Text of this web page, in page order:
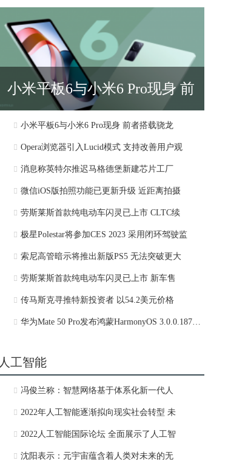
小米平板6与小米6 Pro现身 前
者搭载骁龙
小米平板6与小米6 Pro现身 前者搭载骁龙
Opera浏览器引入Lucid模式 支持改善用户观
消息称英特尔推迟马格德堡新建芯片工厂
微信iOS版拍照功能已更新升级 近距离拍摄
劳斯莱斯首款纯电动车闪灵已上市 CLTC续
极星Polestar将参加CES 2023 采用闭环驾驶监
索尼高管暗示将推出新版PS5 无法突破更大
劳斯莱斯首款纯电动车闪灵已上市 新车售
传马斯克寻推特新投资者 以54.2美元价格
华为Mate 50 Pro发布鸿蒙HarmonyOS 3.0.0.187更新
人工智能
冯俊兰称：智慧网络基于体系化新一代人
2022年人工智能逐渐拟向现实社会转型 未
2022人工智能国际论坛 全面展示了人工智
沈阳表示：元宇宙蕴含着人类对未来的无